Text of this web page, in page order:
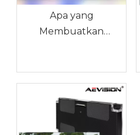
Apa yang
Membuatkan